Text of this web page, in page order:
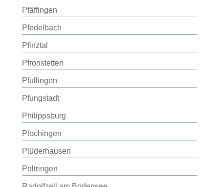
Pfäffingen
Pfedelbach
Pfinztal
Pfronstetten
Pfullingen
Pfungstadt
Philippsburg
Plochingen
Plüderhausen
Poltringen